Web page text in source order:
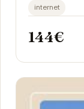
séjour
internet
144€